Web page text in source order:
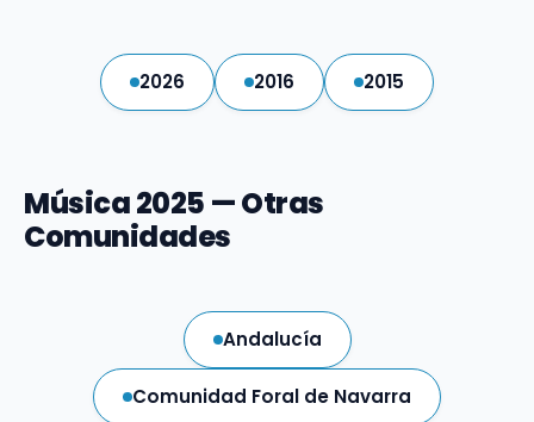
2026 2016 2015
Música 2025 — Otras
Comunidades
Andalucía
Comunidad Foral de Navarra